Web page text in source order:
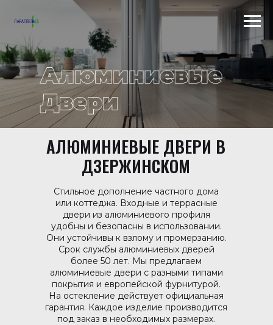
Scroll to top →
АЛЮМИНИЕВЫЕ ДВЕРИ В
ДЗЕРЖИНСКОМ
Стильное дополнение частного дома
или коттеджа. Входные и террасные
двери из алюминиевого профиля
удобны и безопасны в использовании.
Они устойчивы к взлому и промерзанию.
Срок службы алюминиевых дверей
более 50 лет. Мы предлагаем
алюминиевые двери с разными типами
покрытия и европейской фурнитурой.
На остекление действует официальная
гарантия. Каждое изделие производится
под заказ в необходимых размерах.